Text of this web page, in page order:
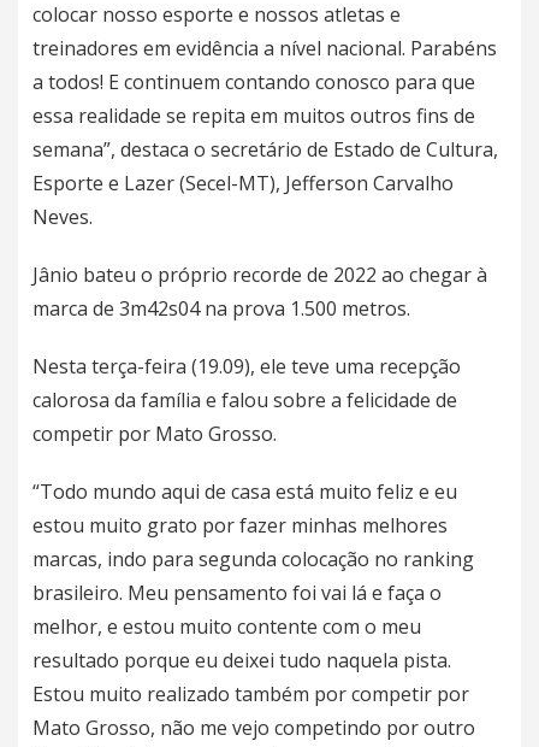
colocar nosso esporte e nossos atletas e
treinadores em evidência a nível nacional. Parabéns
a todos! E continuem contando conosco para que
essa realidade se repita em muitos outros fins de
semana”, destaca o secretário de Estado de Cultura,
Esporte e Lazer (Secel-MT), Jefferson Carvalho
Neves.
Jânio bateu o próprio recorde de 2022 ao chegar à
marca de 3m42s04 na prova 1.500 metros.
Nesta terça-feira (19.09), ele teve uma recepção
calorosa da família e falou sobre a felicidade de
competir por Mato Grosso.
“Todo mundo aqui de casa está muito feliz e eu
estou muito grato por fazer minhas melhores
marcas, indo para segunda colocação no ranking
brasileiro. Meu pensamento foi vai lá e faça o
melhor, e estou muito contente com o meu
resultado porque eu deixei tudo naquela pista.
Estou muito realizado também por competir por
Mato Grosso, não me vejo competindo por outro